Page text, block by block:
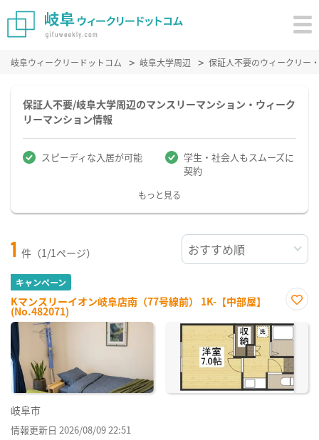
岐阜ウィークリードットコム 岐阜大学周辺 保証人不要のウィークリー
保証人不要/岐阜大学周辺のマンスリーマンション・ウィーク
リーマンション情報
スピーディな入居が可能
学生・社会人もスムーズに
契約
もっと見る
1 件（1/1ページ）
キャンペーン
Kマンスリーイオン岐阜店南（77号線前） 1K-【中部屋】
(No.482071)
に入
り登
岐阜市
情報更新日 2026/08/09 22:51